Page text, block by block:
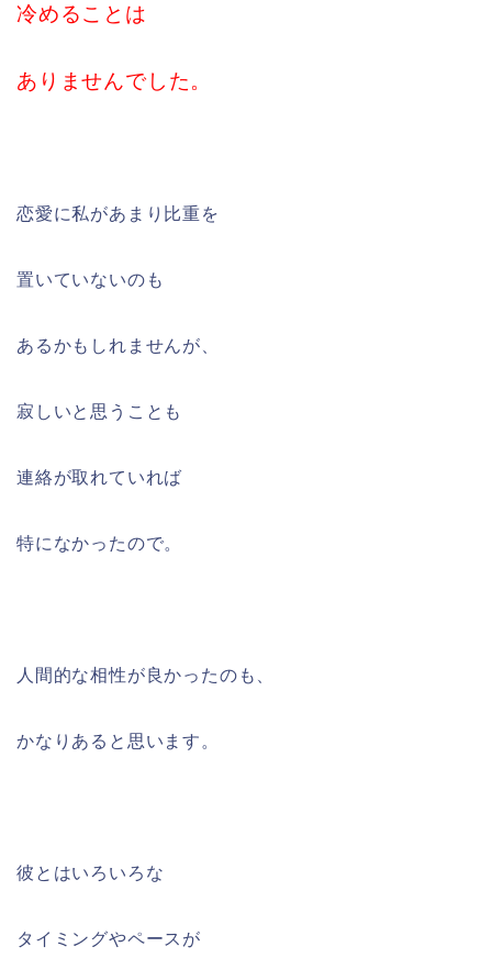
冷めることは
ありませんでした。
恋愛に私があまり比重を
置いていないのも
あるかもしれませんが、
寂しいと思うことも
連絡が取れていれば
特になかったので。
人間的な相性が良かったのも、
かなりあると思います。
彼とはいろいろな
タイミングやペースが